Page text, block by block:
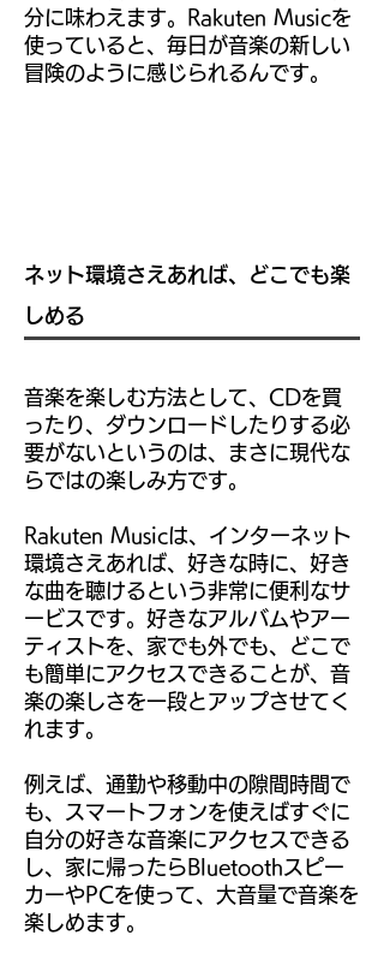
分に味わえます。Rakuten Musicを
使っていると、毎日が音楽の新しい
冒険のように感じられるんです。
ネット環境さえあれば、どこでも楽
しめる
音楽を楽しむ方法として、CDを買
ったり、ダウンロードしたりする必
要がないというのは、まさに現代な
らではの楽しみ方です。
Rakuten Musicは、インターネット
環境さえあれば、好きな時に、好き
な曲を聴けるという非常に便利なサ
ービスです。好きなアルバムやアー
ティストを、家でも外でも、どこで
も簡単にアクセスできることが、音
楽の楽しさを一段とアップさせてく
れます。
例えば、通勤や移動中の隙間時間で
も、スマートフォンを使えばすぐに
自分の好きな音楽にアクセスできる
し、家に帰ったらBluetoothスピー
カーやPCを使って、大音量で音楽を
楽しめます。